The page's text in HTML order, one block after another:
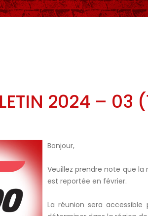
2024 – 03
Bonjour,
Veuillez prendre note que
est reportée en février.
La réunion sera